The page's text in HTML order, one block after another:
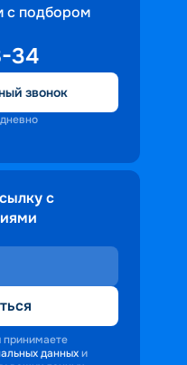
с подбором
34
звонок
с
данных и